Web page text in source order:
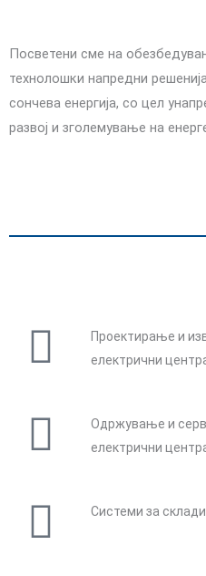
Посветени сме на
технолошки напредни
сончева енергија, со цел
развој и зголемување на
Проектирање и
електрични
Одржување и
електрични
Системи за